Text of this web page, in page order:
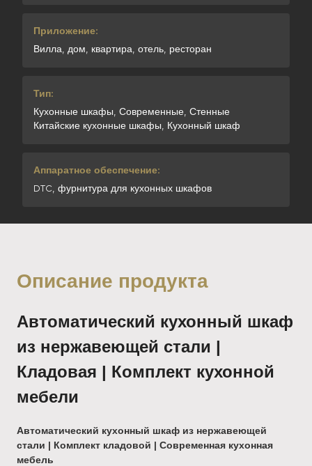
Приложение:
Вилла, дом, квартира, отель, ресторан
Тип:
Кухонные шкафы, Современные, Стенные
Китайские кухонные шкафы, Кухонный шкаф
Аппаратное обеспечение:
DTC, фурнитура для кухонных шкафов
Описание продукта
Автоматический кухонный шкаф
из нержавеющей стали |
Кладовая | Комплект кухонной
мебели
Автоматический кухонный шкаф из нержавеющей
стали | Комплект кладовой | Современная кухонная
мебель